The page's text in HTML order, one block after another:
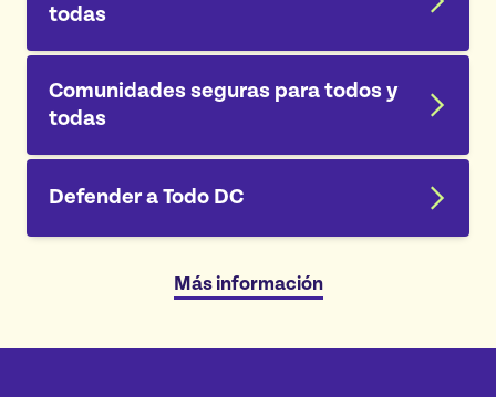
todas
Comunidades seguras para todos y
todas
Defender a Todo DC
Más información